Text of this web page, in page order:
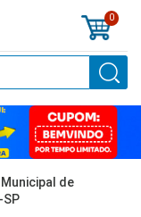
0
de